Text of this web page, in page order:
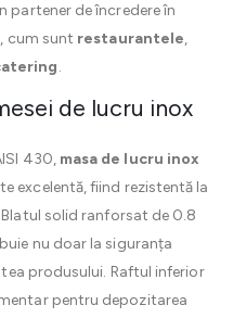
partener de încredere în
cum sunt restaurantele,
.
de lucru inox
430, masa de lucru inox
excelentă, fiind rezistentă la
solid ranforsat de 0.8
nu doar la siguranța
produsului. Raftul inferior
pentru depozitarea